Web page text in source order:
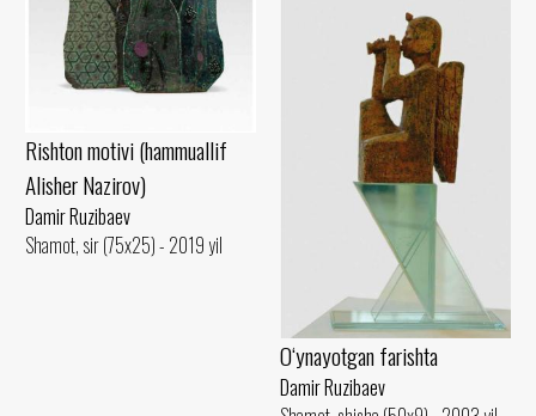
Rishton motivi (hammuallif
Alisher Nazirov)
Damir Ruzibaev
Shamot, sir (75x25) - 2019 yil
O‘ynayotgan farishta
Damir Ruzibaev